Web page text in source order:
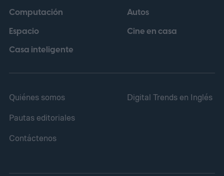
Computación
Espacio
Casa inteligente
Autos
Cine en casa
Quiénes somos
Pautas editoriales
Contáctenos
Digital Trends en Inglés